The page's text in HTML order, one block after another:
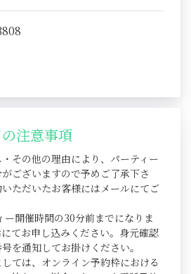
注意事項
その他の理由により、パーティー
ございますので予めご了承下さ
ただいたお客様にはメールにてご
開催時間の30分前までになりま
てお申し込みください。身元確認
を通知してお掛けください。
ては、オンライン予約枠における